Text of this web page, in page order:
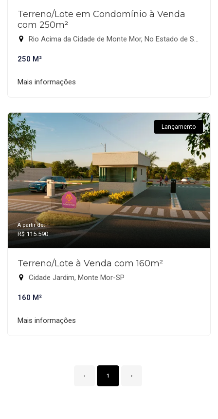
Terreno/Lote em Condomínio à Venda
com 250m²
Rio Acima da Cidade de Monte Mor, No Estado de São Paulo., Monte Mor-SP
250 M²
Mais informações
Lançamento
A partir de:
R$ 115.590
Terreno/Lote à Venda com 160m²
Cidade Jardim, Monte Mor-SP
160 M²
Mais informações
‹ 1 ›